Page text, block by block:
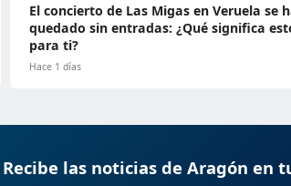
El concierto de Las Migas en Veruela se
quedado sin entradas: ¿Qué significa
para ti?
Hace 1 días
Recibe las noticias de Aragón en